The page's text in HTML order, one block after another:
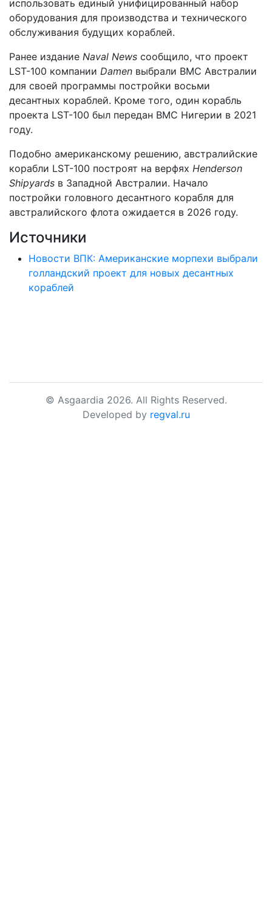
использовать единый унифицированный набор
оборудования для производства и технического
обслуживания будущих кораблей.
Ранее издание Naval News сообщило, что проект
LST-100 компании Damen выбрали ВМС Австралии
для своей программы постройки восьми
десантных кораблей. Кроме того, один корабль
проекта LST-100 был передан ВМС Нигерии в 2021
году.
Подобно американскому решению, австралийские
корабли LST-100 построят на верфях Henderson
Shipyards в Западной Австралии. Начало
постройки головного десантного корабля для
австралийского флота ожидается в 2026 году.
Источники
Новости ВПК: Американские морпехи выбрали
голландский проект для новых десантных
кораблей
© Asgaardia 2026. All Rights Reserved.
Developed by regval.ru